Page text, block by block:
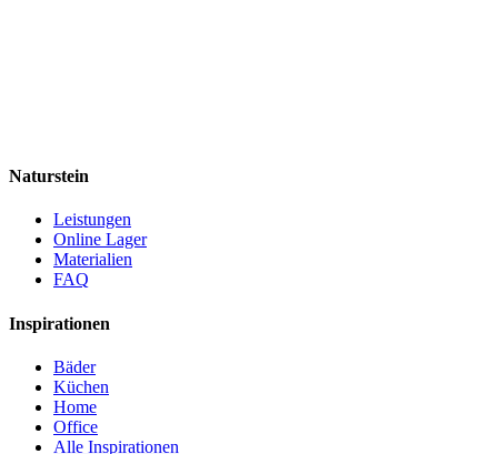
Naturstein
Leistungen
Online Lager
Materialien
FAQ
Inspirationen
Bäder
Küchen
Home
Office
Alle Inspirationen